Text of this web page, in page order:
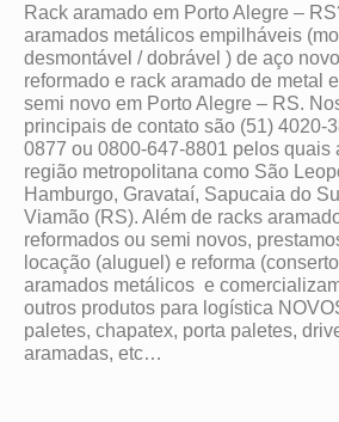
Rack aramado em Porto Alegre –
aramados metálicos empilháveis
desmontável / dobrável ) de aço
reformado e rack aramado de metal
semi novo em Porto Alegre – RS.
principais de contato são (51) 4020-
0877 ou 0800-647-8801 pelos quais
região metropolitana como São
Hamburgo, Gravataí, Sapucaia do
Viamão (RS). Além de racks
reformados ou semi novos,
locação (aluguel) e reforma
aramados metálicos e
outros produtos para logística
paletes, chapatex, porta paletes,
aramadas, etc…